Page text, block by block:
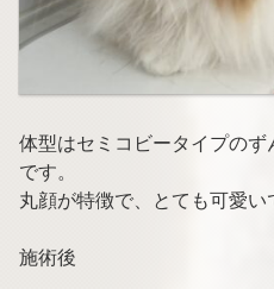
体型はセミコビータイプの
です。
丸顔が特徴で、とても可愛い
施術後